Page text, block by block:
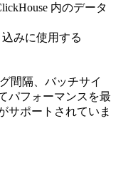
内のデータ
みに使用する
間隔、バッチサイ
パフォーマンスを最
サポートされていま